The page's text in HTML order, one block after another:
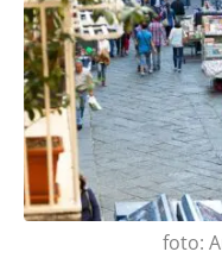
foto: